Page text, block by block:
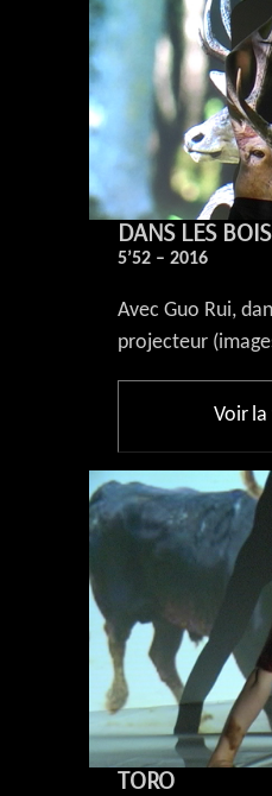
DANS LES BOIS
5’52 – 2016
Avec Guo Rui,
projecteur
Voir la
TORO